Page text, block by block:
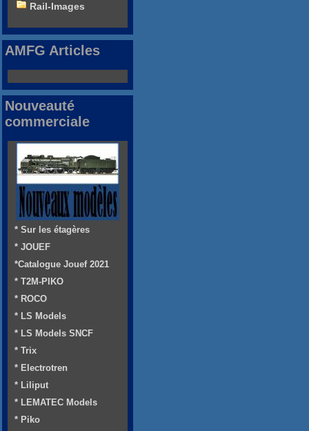
Rail-Images
AMFG Articles
Nouveauté
commerciale
* Sur les étagères
* JOUEF
*Catalogue Jouef 2021
* T2M-PIKO
* ROCO
* LS Models
* LS Models SNCF
* Trix
* Electrotren
* Liliput
* LEMATEC Models
* Piko